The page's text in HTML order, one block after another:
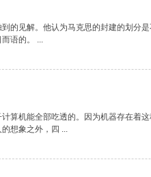
的见解。他认为马克思的封建的划分
语的。 ...
算机能全部吃透的。因为机器存在着
想象之外，四 ...